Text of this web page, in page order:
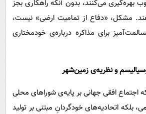
بهره‌گیری می‌کنند، بدون آنکه راهکاری بجز
مشکل، «دفاع از تمامیت ارضی» نیست،
برای مذاکره درباره‌ی خودمختاری
افقی جهانی بر پایه‌ی شوراهای محلی
بلکه اتحادیه‌های خودگردانِ مبتنی بر تولید